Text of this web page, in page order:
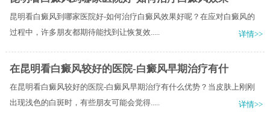
昆明看白癜风到哪家医院好-如何治疗白癜风效果好呢？在应对白癜风的
过程中，许多朋友都期待能找到让恢复效.....
详情>>
在昆明看白癜风较好的医院-白癜风早期治疗有什
在昆明看白癜风较好的医院-白癜风早期治疗有什么优势？当皮肤上刚刚
出现浅色的白斑时，有些朋友可能会觉得.....
详情>>